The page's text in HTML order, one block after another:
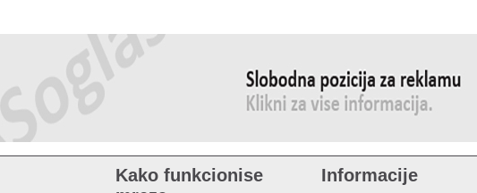
Kako funkcionise
Informacije